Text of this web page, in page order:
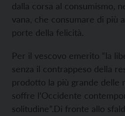
dalla corsa al consumismo,
vana, che consumare di più
porte della felicità.
Per il vescovo emerito “la
senza il contrappeso della
prodotto la più grande delle
soffre l’Occidente
solitudine”.Di fronte allo